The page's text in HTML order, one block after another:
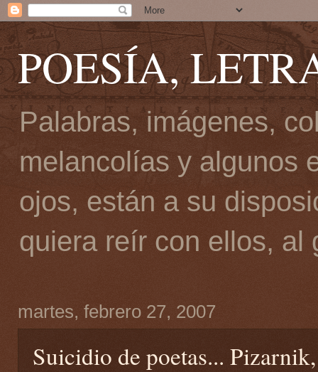
POESÍA,
Palabras, imágenes,
melancolías y algunos
ojos, están a su
quiera reír con ellos, al
martes, febrero 27, 2007
Suicidio de poetas...